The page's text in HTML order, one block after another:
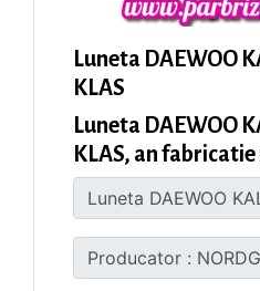
Luneta DAEWOO
KLAS
Luneta DAEWOO
KLAS, an fabricatie